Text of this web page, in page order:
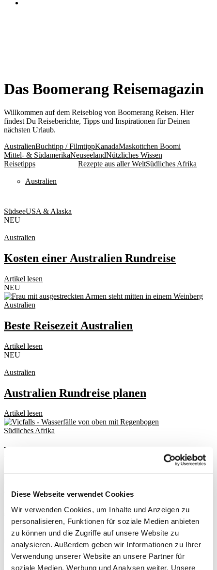
Diese Webseite verwendet Cookies
Wir verwenden Cookies, um Inhalte und Anzeigen zu
personalisieren, Funktionen für soziale Medien anbieten
zu können und die Zugriffe auf unsere Website zu
analysieren. Außerdem geben wir Informationen zu Ihrer
Verwendung unserer Website an unsere Partner für
soziale Medien, Werbung und Analysen weiter. Unsere
Das Boomerang Reisemagazin
Willkommen auf dem Reiseblog von Boomerang Reisen. Hier
findest Du Reiseberichte, Tipps und Inspirationen für Deinen
nächsten Urlaub.
AustralienBuchtipp / FilmtippKanadaMaskottchen Boomi
Mittel- & SüdamerikaNeuseelandNützliches Wissen
Reisetipps
Australien
Rezepte aus aller WeltSüdliches Afrika
SüdseeUSA & Alaska
NEU
Australien
Kosten einer Australien Rundreise
Artikel lesen
NEU
Australien
Beste Reisezeit Australien
Artikel lesen
NEU
Australien
Australien Rundreise planen
Artikel lesen
Südliches Afrika
Namibia
Artikel lesen
Neuseeland
Artikel lesen
Südliches Afrika
Nicht nur nach